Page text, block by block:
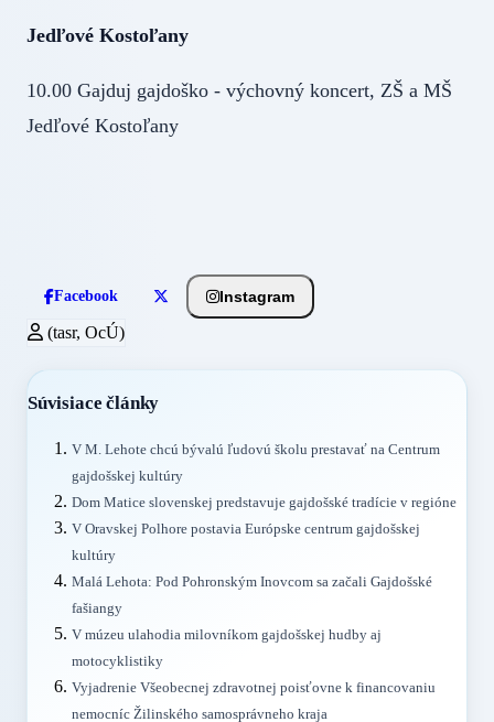
Jedľové Kostoľany
10.00 Gajduj gajdoško - výchovný koncert, ZŠ a MŠ
Jedľové Kostoľany
Facebook Instagram
(tasr, OcÚ)
Súvisiace články
V M. Lehote chcú bývalú ľudovú školu prestavať na Centrum
gajdošskej kultúry
Dom Matice slovenskej predstavuje gajdošské tradície v regióne
V Oravskej Polhore postavia Európske centrum gajdošskej
kultúry
Malá Lehota: Pod Pohronským Inovcom sa začali Gajdošské
fašiangy
V múzeu ulahodia milovníkom gajdošskej hudby aj
motocyklistiky
Vyjadrenie Všeobecnej zdravotnej poisťovne k financovaniu
nemocníc Žilinského samosprávneho kraja